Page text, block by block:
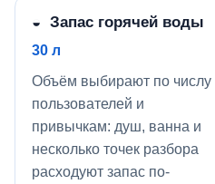
◒ Запас горячей воды
30 л
Объём выбирают по числу
пользователей и
привычкам: душ, ванна и
несколько точек разбора
расходуют запас по-